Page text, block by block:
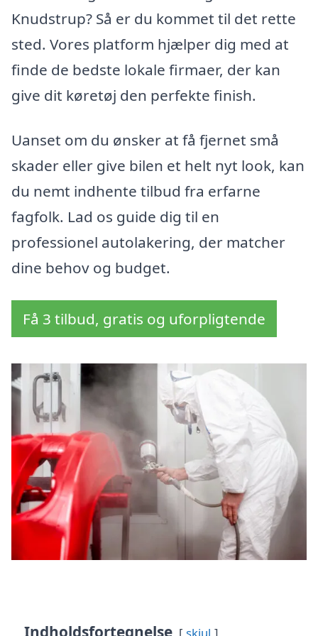
Knudstrup? Så er du kommet til det rette
sted. Vores platform hjælper dig med at
finde de bedste lokale firmaer, der kan
give dit køretøj den perfekte finish.
Uanset om du ønsker at få fjernet små
skader eller give bilen et helt nyt look, kan
du nemt indhente tilbud fra erfarne
fagfolk. Lad os guide dig til en
professionel autolakering, der matcher
dine behov og budget.
Få 3 tilbud, gratis og uforpligtende
Indholdsfortegnelse